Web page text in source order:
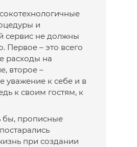
и
сервис не должны
Первое – это всего
расходы на
второе –
уважение к себе и в
к своим гостям, к
бы, прописные
при создании